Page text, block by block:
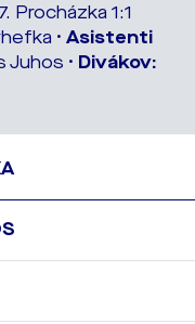
Procházka 1:1
• Asistenti
Juhos • Divákov: